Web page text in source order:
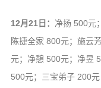
12月21日： 净扬 500元
陈捷全家 800元；施云
元；净憩 500元；净昱
500元；三宝弟子 200